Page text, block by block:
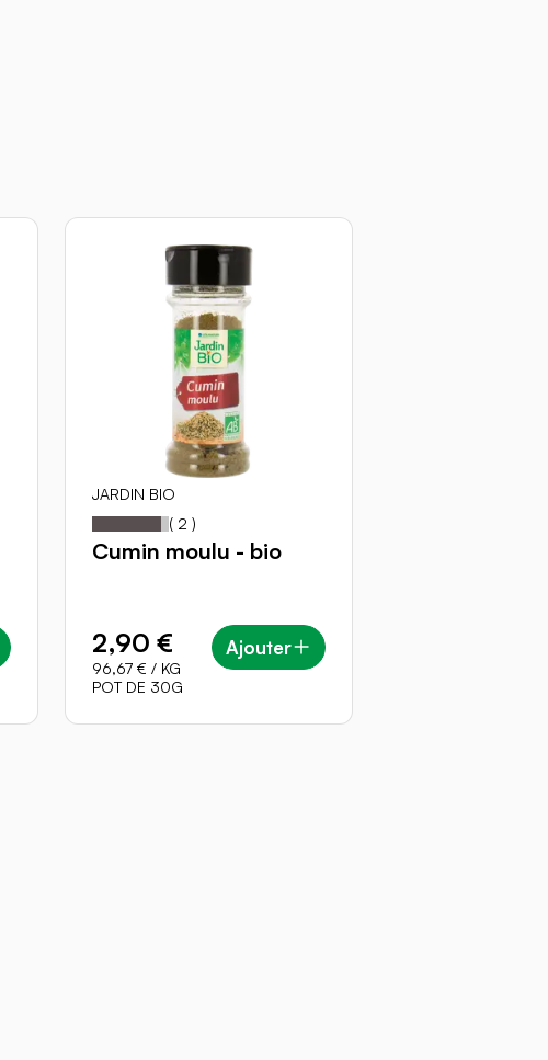
JARDIN BIO
Notation:90
% of
( 2 )
Cumin moulu - bio
2,90 €
96,67 € / KG
POT DE 30G
Ajouter